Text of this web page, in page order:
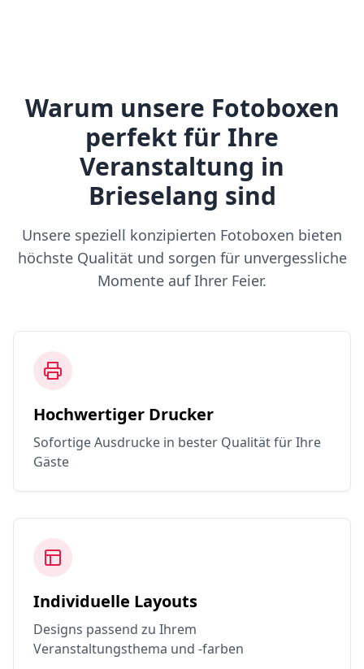
Warum unsere Fotoboxen
perfekt für Ihre
Veranstaltung in
Brieselang sind
Unsere speziell konzipierten Fotoboxen bieten
höchste Qualität und sorgen für unvergessliche
Momente auf Ihrer Feier.
Hochwertiger Drucker
Sofortige Ausdrucke in bester Qualität für Ihre
Gäste
Individuelle Layouts
Designs passend zu Ihrem
Veranstaltungsthema und -farben